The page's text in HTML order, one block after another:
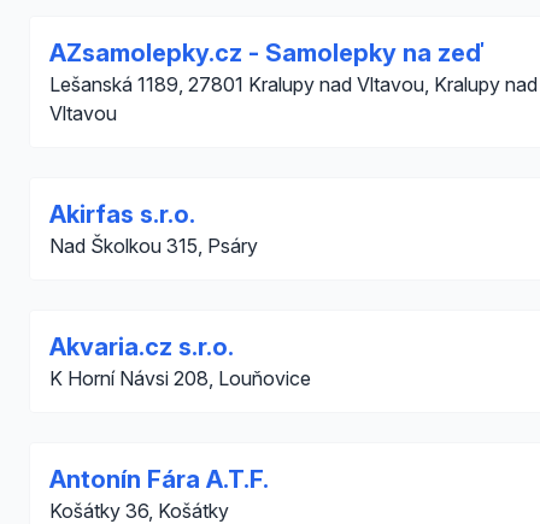
AZsamolepky.cz - Samolepky na zeď
Lešanská 1189, 27801 Kralupy nad Vltavou, Kralupy nad
Vltavou
Akirfas s.r.o.
Nad Školkou 315, Psáry
Akvaria.cz s.r.o.
K Horní Návsi 208, Louňovice
Antonín Fára A.T.F.
Košátky 36, Košátky